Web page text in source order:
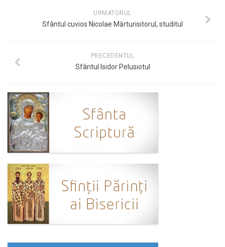
URMATORUL
Sfântul cuvios Nicolae Mărturisitorul, studitul
PRECEDENTUL
Sfântul Isidor Pelusiotul